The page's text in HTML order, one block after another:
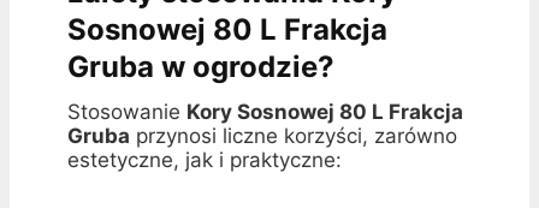
Sosnowej 80 L Frakcja
Gruba w ogrodzie?
Stosowanie Kory Sosnowej 80 L Frakcja
Gruba przynosi liczne korzyści, zarówno
estetyczne, jak i praktyczne: